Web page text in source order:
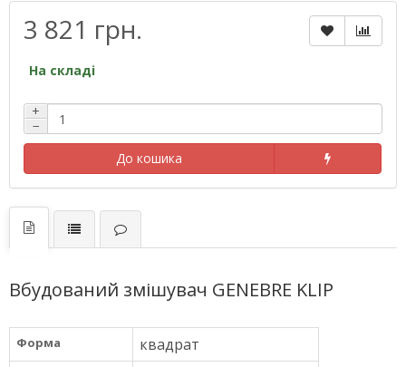
3 821 грн.
На складі
+
−
До кошика
Вбудований змішувач GENEBRE KLIP
Форма квадрат